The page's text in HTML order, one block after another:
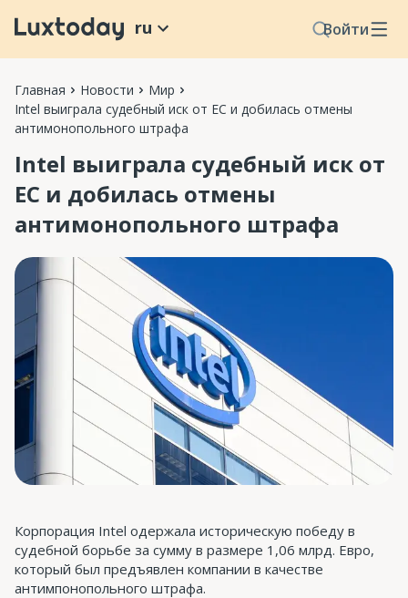
Войти
ru
Главная Новости
Мир
Intel выиграла судебный иск от ЕС и добилась отмены
антимонопольного штрафа
Intel выиграла судебный иск от
ЕС и добилась отмены
антимонопольного штрафа
Корпорация Intel одержала историческую победу в
судебной борьбе за сумму в размере 1,06 млрд. Евро,
который был предъявлен компании в качестве
антимпонопольного штрафа.